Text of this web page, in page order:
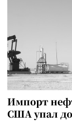
Импорт
США упал